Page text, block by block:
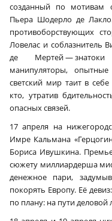
созданный по мотивам
Пьера Шодерло де
противоборствующих
Ловелас и соблазнитель
де Мертей —
манипуляторы,
светский мир таит в
кто, утратив
опасных связей.
17 апреля на
Имре Кальмана
Бориса Ивушкина.
сюжету миллиардерша
денежное пари,
покорять Европу. Её
по плану: на пути деловой